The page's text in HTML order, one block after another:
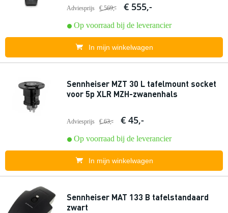
Adviesprijs € 569,- € 555,-
Op voorraad bij de leverancier
In mijn winkelwagen
Sennheiser MZT 30 L tafelmount socket
voor 5p XLR MZH-zwanenhals
Adviesprijs € 63,- € 45,-
Op voorraad bij de leverancier
In mijn winkelwagen
Sennheiser MAT 133 B tafelstandaard
zwart